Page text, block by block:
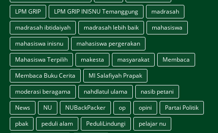
LPM GRIP
LPM GRIP INISNU Temanggung
madrasah
madrasah ibtidaiyah
madrasah lebih baik
mahasiswa
mahasiswa inisnu
mahasiswa pergerakan
Mahasiswa Terpilih
makesta masyarakat
Membaca
Membaca Buku Cerita
MI Salafiyah Prapak
moderasi beragama
nahdlatul ulama
nasib petani
News
NU NUBackPacker op opini
Partai Politik
pbak
peduli alam PeduliLindungi
pelajar nu